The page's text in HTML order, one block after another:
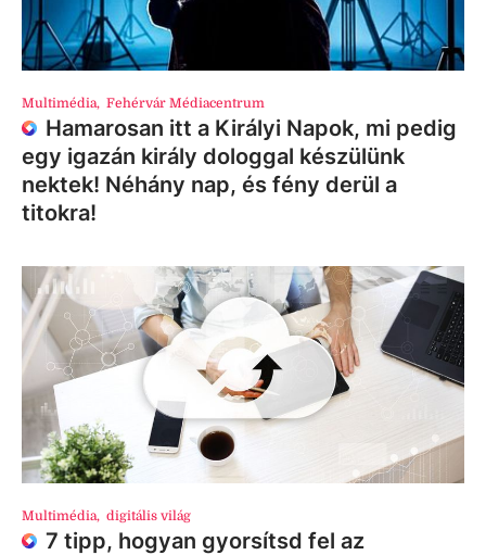
Multimédia, Fehérvár Médiacentrum
Hamarosan itt a Királyi Napok, mi pedig
egy igazán király dologgal készülünk
nektek! Néhány nap, és fény derül a
titokra!
Multimédia, digitális világ
7 tipp, hogyan gyorsítsd fel az